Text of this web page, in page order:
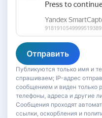
Отправить
Публикуются только имя и
спрашиваем; IP-адрес
сообщением и виден только
телефоны, адреса и другие
Сообщения проходят
ссылки, оскорбления и